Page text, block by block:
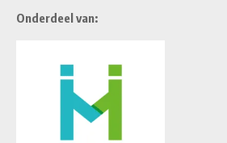
Onderdeel van: